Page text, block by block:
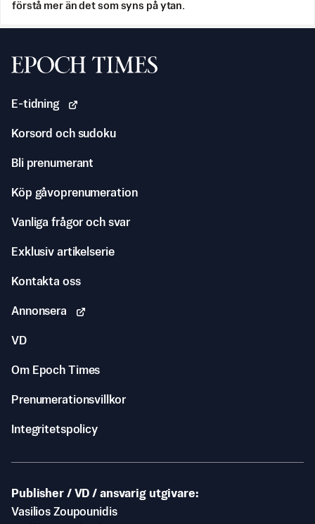
förstå mer än det som syns på ytan.
Svenska Epoch Times
E-tidning
Korsord och sudoku
Bli prenumerant
Köp gåvoprenumeration
Vanliga frågor och svar
Exklusiv artikelserie
Kontakta oss
Annonsera
VD
Om Epoch Times
Prenumerationsvillkor
Integritetspolicy
Publisher / VD / ansvarig utgivare
Vasilios Zoupounidis